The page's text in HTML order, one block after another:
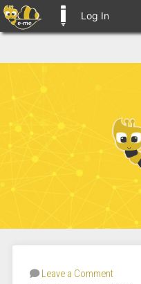
Log In
Leave a Comment